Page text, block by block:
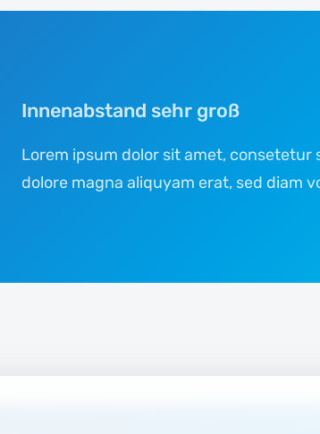
Innenabstand sehr groß
Lorem ipsum dolor sit amet,
dolore magna aliquyam erat, sed diam